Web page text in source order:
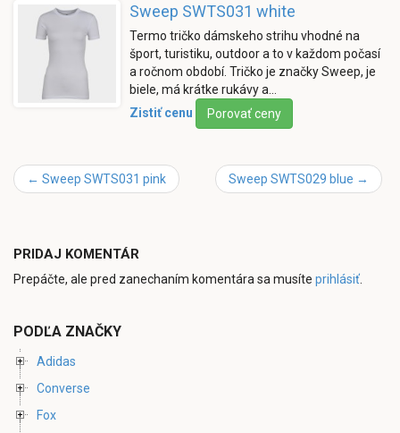
Sweep SWTS031 white
Termo tričko dámskeho strihu vhodné na
šport, turistiku, outdoor a to v každom počasí
a ročnom období. Tričko je značky Sweep, je
biele, má krátke rukávy a…
Zistiť cenu
Porovať ceny
← Sweep SWTS031 pink Sweep SWTS029 blue →
PRIDAJ KOMENTÁR
Prepáčte, ale pred zanechaním komentára sa musíte prihlásiť
PODĽA ZNAČKY
Adidas
Converse
Fox